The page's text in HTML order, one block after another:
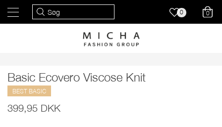
0 0
Basic Ecovero Viscose Knit
BEST BASIC
399,95 DKK